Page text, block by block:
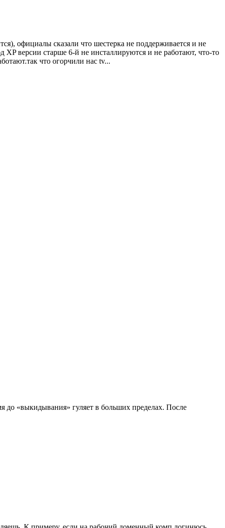
официалы сказали что шестерка не поддерживается и не
версии старше 6-й не инсталлируются и не работают, что-то
что огорчили нас tv...
до «выкидывания» гуляет в больших пределах. После